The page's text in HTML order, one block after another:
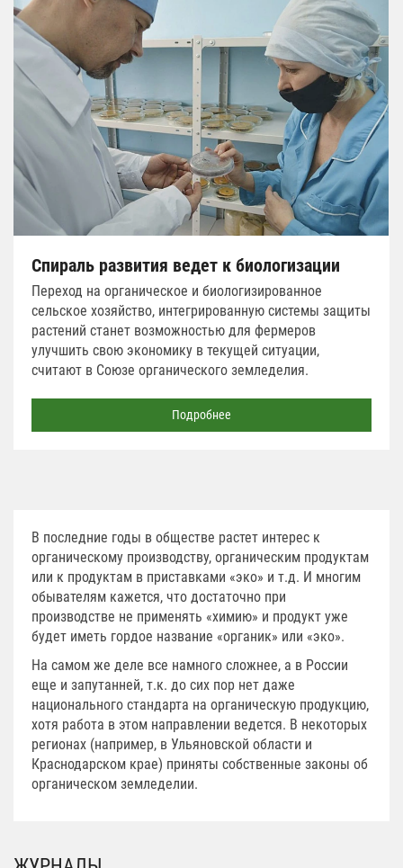
Спираль развития ведет к биологизации
Переход на органическое и биологизированное
сельское хозяйство, интегрированную системы защиты
растений станет возможностью для фермеров
улучшить свою экономику в текущей ситуации,
считают в Союзе органического земледелия.
Подробнее
В последние годы в обществе растет интерес к
органическому производству, органическим продуктам
или к продуктам в приставками «эко» и т.д. И многим
обывателям кажется, что достаточно при
производстве не применять «химию» и продукт уже
будет иметь гордое название «органик» или «эко».
На самом же деле все намного сложнее, а в России
еще и запутанней, т.к. до сих пор нет даже
национального стандарта на органическую продукцию,
хотя работа в этом направлении ведется. В некоторых
регионах (например, в Ульяновской области и
Краснодарском крае) приняты собственные законы об
органическом земледелии.